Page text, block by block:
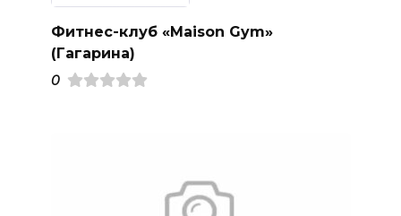
Фитнес-клуб «Maison Gym»
(Гагарина)
0